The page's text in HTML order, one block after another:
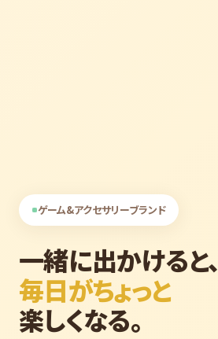
ゲーム&アクセサリーブランド
一緒に出かけると、
毎日がちょっと
楽しくなる。